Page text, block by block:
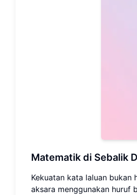
Matematik di Sebalik
Kekuatan kata laluan
aksara menggunakan huruf